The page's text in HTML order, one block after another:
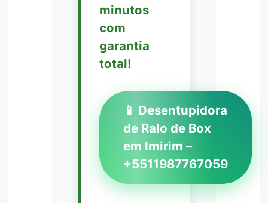
minutos
com
garantia
total!
📱 Desentupidora
de Ralo de Box
em Imirim –
+5511987767059